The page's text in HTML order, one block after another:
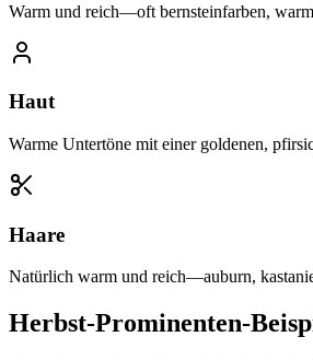
Warm und reich—oft bernsteinfarben,
Haut
Warme Untertöne mit einer goldenen,
Haare
Natürlich warm und reich—auburn,
Herbst-Prominenten-